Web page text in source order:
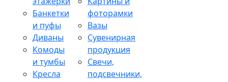
Банкетки
и пуфы
Диваны
Комоды
и тумбы
Кресла
фоторамки
Вазы
Сувенирная
продукция
Свечи,
подсвечники,